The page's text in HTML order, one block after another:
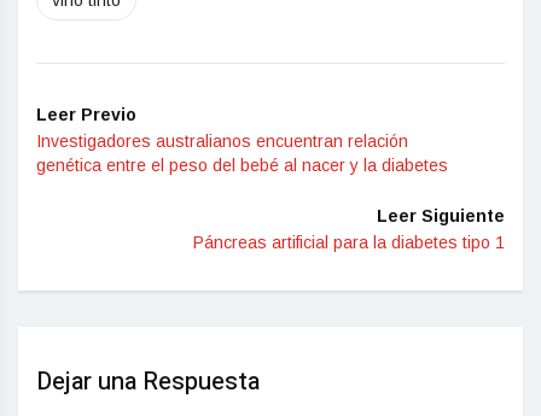
Leer Previo
Investigadores australianos encuentran relación
genética entre el peso del bebé al nacer y la diabetes
Leer Siguiente
Páncreas artificial para la diabetes tipo 1
Dejar una Respuesta